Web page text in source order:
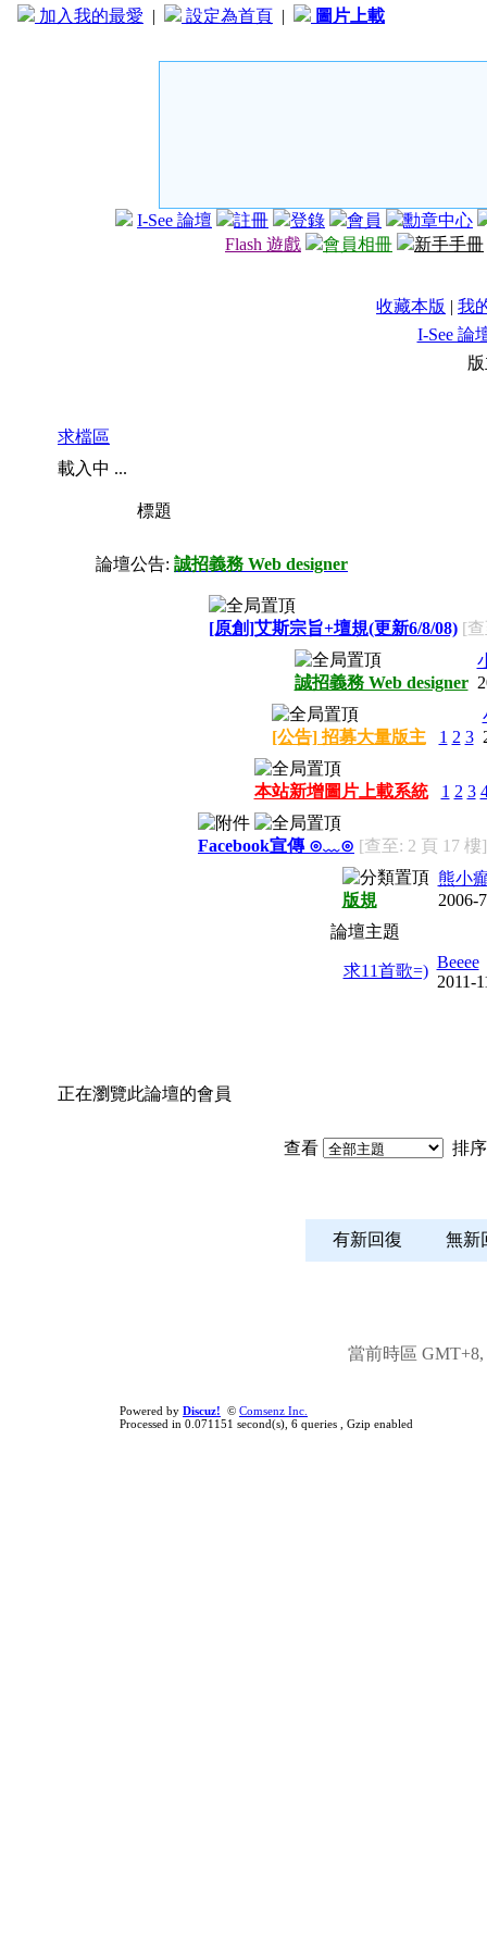
加入我的最愛 | 設定為首頁 | 圖片上載
I-See 論壇 註冊 登錄 會員
勳章中心
Flash 遊戲
會員相冊 新手手冊
收藏本版 | 我
I-See 論
求檔區
載入中 ...
標題
論壇公告: 誠招義務 Web designer
[原創]艾斯宗旨+壇規(更新6/8/08) [
誠招義務 Web designer
[公告] 招募大量版主 1 2 3
本站新增圖片上載系統 1 2 3
Facebook宣傳 ⊙﹏⊙ [查至: 2 頁 17 樓]
版規
熊小
2006-
論壇主題
求11首歌=) Beeee
2011-
正在瀏覽此論壇的會員
查看 排
有新回復 無
當前時區 GMT+8,
Powered by Discuz! © Comsenz Inc.
Processed in 0.071151 second(s), 6 queries , Gzip enabled